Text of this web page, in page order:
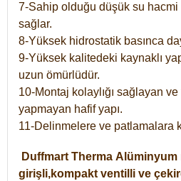
7-Sahip olduğu düşük su
sağlar.
8-Yüksek hidrostatik basınca
9-Yüksek kalitedeki kaynaklı
uzun ömürlüdür.
10-Montaj kolaylığı sağlayan ve
yapmayan hafif yapı.
11-Delinmelere ve patlamalara
Duffmart Therma Alüminyum
girişli,kompakt ventilli ve